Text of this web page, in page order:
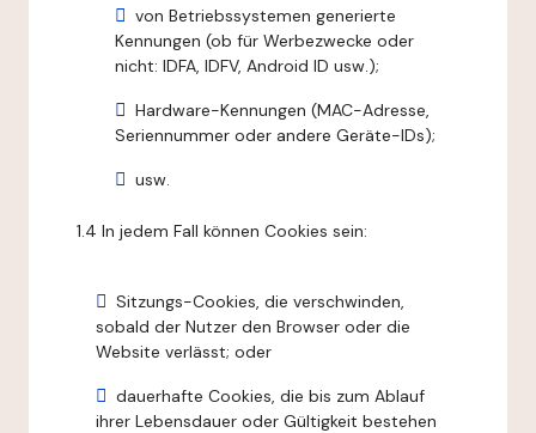
von Betriebssystemen generierte
Kennungen (ob für Werbezwecke oder
nicht: IDFA, IDFV, Android ID usw.);
Hardware-Kennungen (MAC-Adresse,
Seriennummer oder andere Geräte-IDs);
usw.
1.4 In jedem Fall können Cookies sein:
Sitzungs-Cookies, die verschwinden,
sobald der Nutzer den Browser oder die
Website verlässt; oder
dauerhafte Cookies, die bis zum Ablauf
ihrer Lebensdauer oder Gültigkeit bestehen